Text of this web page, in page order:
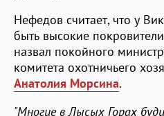
Нефедов считает, что у
быть высокие
назвал покойного
комитета охотничьего
Анатолия Морсина.
"Многие в Лысых Горах